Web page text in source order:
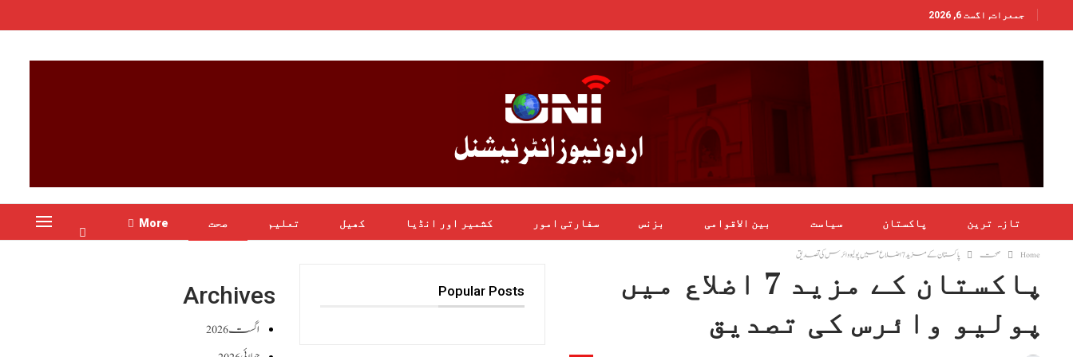
جمعرات, اگست 6, 2026
تازہ ترین پاکستان سیاست بین الاقوامی بزنس سفارتی امور کشمیر اور انڈیا کھیل تعلیم صحت More
Home صحت پاکستان کے مزید 7 اضلاع میں پولیو وائرس کی تصدیق
پاکستان کے مزید 7 اضلاع میں
پولیو وائرس کی تصدیق
Popular Posts
Archives
اگست 2026